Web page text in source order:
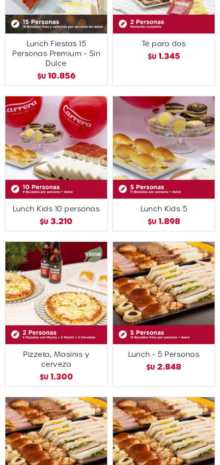
Lunch Fiestas 15
Personas Premium - Sin
Dulce
$U 10.856
Té para dos
$U 1.345
Lunch Kids 10 personas
$U 3.210
Lunch Kids 5
$U 1.898
Pizzeta, Masinis y
cerveza
$U 1.300
Lunch - 5 Personas
$U 2.848